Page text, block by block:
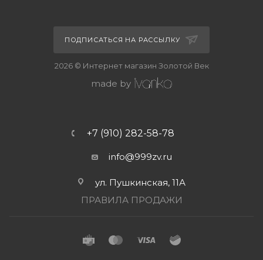
ПОДПИСАТЬСЯ НА РАССЫЛКУ
2026 © Интернет магазин Золотой Век
made by
+7 (910) 282-58-78
info@999zv.ru
ул. Пушкинская, 11А
ПРАВИЛА ПРОДАЖИ